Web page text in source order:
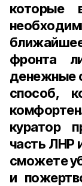
которые
фронта
денежные
способ,
куратор
часть ЛНР
сможете
и